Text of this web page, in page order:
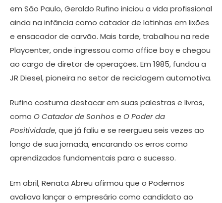
em São Paulo, Geraldo Rufino iniciou a vida profissional
ainda na infância como catador de latinhas em lixões
e ensacador de carvão. Mais tarde, trabalhou na rede
Playcenter, onde ingressou como office boy e chegou
ao cargo de diretor de operações. Em 1985, fundou a
JR Diesel, pioneira no setor de reciclagem automotiva.
Rufino costuma destacar em suas palestras e livros,
como O Catador de Sonhos e O Poder da
Positividade, que já faliu e se reergueu seis vezes ao
longo de sua jornada, encarando os erros como
aprendizados fundamentais para o sucesso.
Em abril, Renata Abreu afirmou que o Podemos
avaliava lançar o empresário como candidato ao